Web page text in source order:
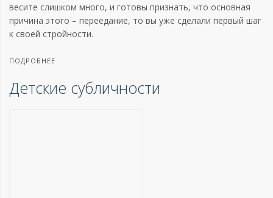
весите слишком много, и готовы признать, что основная
причина этого – переедание, то вы уже сделали первый шаг
к своей стройности.
ПОДРОБНЕЕ
Детские субличности